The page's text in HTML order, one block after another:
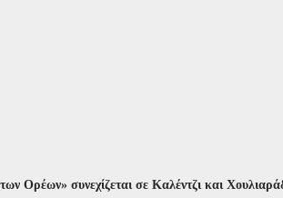
συνεχίζεται σε Καλέντζι και Χουλιαράδες //